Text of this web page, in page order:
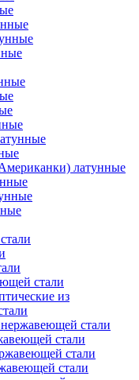
латунные
стали
из
стали
стали
стали
стали